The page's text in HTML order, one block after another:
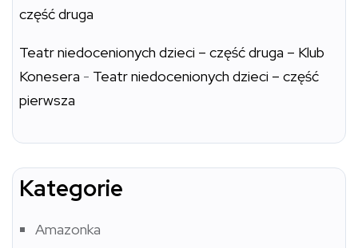
część druga
Teatr niedocenionych dzieci – część druga – Klub
Konesera - Teatr niedocenionych dzieci – część
pierwsza
Kategorie
Amazonka